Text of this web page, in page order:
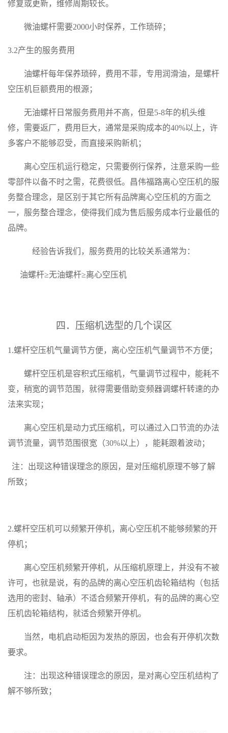
修复或更新，维修周期较长。
微油螺杆需要2000小时保养，工作琐碎；
3.2产生的服务费用
油螺杆每年保养琐碎，费用不菲，专用润滑油，是螺杆
空压机巨额费用的根源；
无油螺杆日常服务费用并不高，但是5-8年的机头维
修，需要返厂，费用巨大，通常是采购成本的40%以上，许
多客户不能够忍受，而直接采购新机；
离心空压机运行稳定，只需要例行保养，注意采购一些
零部件以备不时之需，花费很低。昌伟福路离心空压机的服
务整合理念，是 区别于其它所有品牌离心空压机的方面之
一，服务整合理念，使得我们 成为售后服务成本行业最低的
品牌。
经验告诉我们，服务费用的比较关系通常为：
油螺杆≥无油螺杆≥离心空压机
四 ． 压缩机选型的几个误区
1.螺杆空压机气量调节方便，离心空压机气量调节不方便；
螺杆空压机是容积式压缩机，气量调节过程中，能耗不
变，稍宽的调节范围，就得需要借助变频器调螺杆转速的办
法来实现；
离心空压机是动力式压缩机，可以通过入口节流的办法
调节流量，调节范围很宽（30%以上），能耗跟着波动；
注：出现这种错误理念的原因，是对压缩机原理不够了解
所致；
2.螺杆空压机可以频繁开停机，离心空压机不能够频繁的开
停机；
离心空压机频繁开停机，从压缩机原理上，并没有不被
许可，也就是说，有的品牌的离心空压机齿轮箱结构（包括
选用的密封、轴承）不适合频繁开停机，有的品牌的离心空
压机齿轮箱结构，就适合频繁开停机。
当然，电机启动柜因为发热的原因，也会有开停机次数
要求。
注：出现这种错误理念的原因，是对离心空压机结构了
解不够所致；